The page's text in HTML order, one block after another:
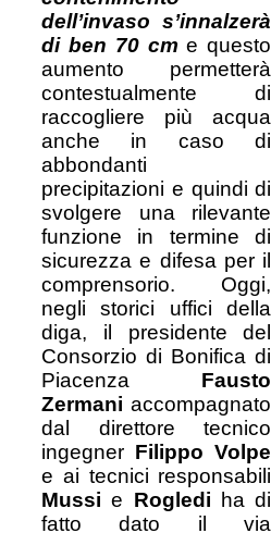
dell’invaso s’innalzerà
di ben 70 cme questo
aumento permetterà
contestualmente di
raccogliere più acqua
anche in caso di
abbondanti
precipitazioni e quindi di
svolgere una rilevante
funzione in termine di
sicurezza e difesa per il
comprensorio. Oggi,
negli storici uffici della
diga, il presidente del
Consorzio di Bonifica di
Piacenza Fausto
Zermani accompagnato
dal direttore tecnico
ingegner Filippo Volpe
e ai tecnici responsabili
Mussi e Rogledi ha di
fatto dato il via